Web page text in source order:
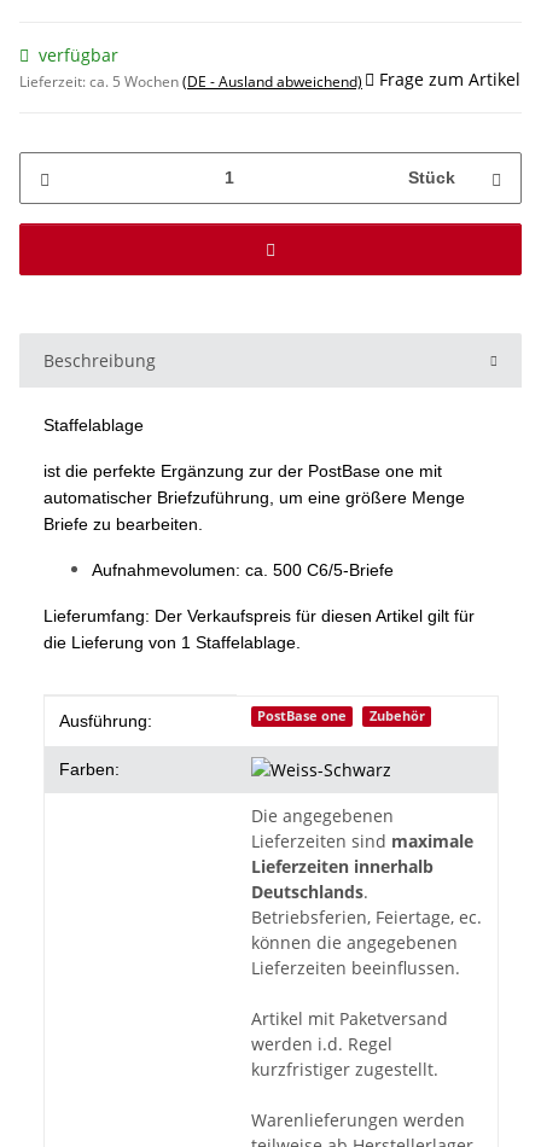
verfügbar
Lieferzeit:ca. 5 Wochen(DE - Ausland abweichend) Frage zum Artikel
Stück
Beschreibung
Staffelablage
ist die perfekte Ergänzung zur der PostBase one mit
automatischer Briefzuführung, um eine größere Menge
Briefe zu bearbeiten.
Aufnahmevolumen: ca. 500 C6/5-Briefe
Lieferumfang: Der Verkaufspreis für diesen Artikel gilt für
die Lieferung von 1 Staffelablage.
Produkteigenschaft
Wert
Ausführung: PostBase one Zubehör
Farben:
Die angegebenen
Lieferzeiten sind maximale
Lieferzeiten innerhalb
Deutschlands.
Betriebsferien, Feiertage, ec.
können die angegebenen
Lieferzeiten beeinflussen.
Artikel mit Paketversand
werden i.d. Regel
kurzfristiger zugestellt.
Warenlieferungen werden